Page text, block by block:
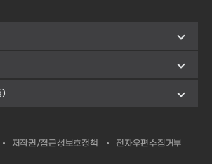
)
저작권/접근성보호정책 전자우편수집거부